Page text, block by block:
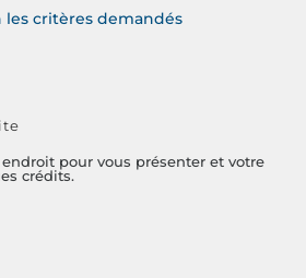
les critères demandés
pour vous présenter et votre
crédits.